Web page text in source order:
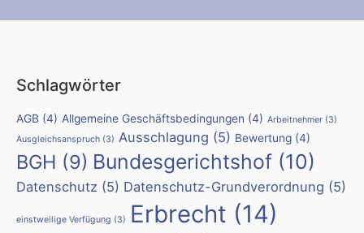
Schlagwörter
AGB (4) Allgemeine Geschäftsbedingungen (4) Arbeitnehmer (3)
Ausgleichsanspruch (3) Ausschlagung (5) Bewertung (4)
BGH (9) Bundesgerichtshof (10)
Datenschutz (5) Datenschutz-Grundverordnung (5)
einstweilige Verfügung (3) Erbrecht (14)